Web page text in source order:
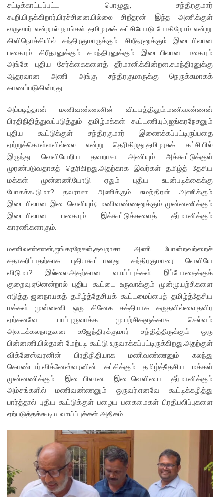
சுட்டிக்காட்டப்பட்ட பொழுது, சந்திரகுமார்
கூறியிருக்கிறார்,பிரச்சினையில்லை சிறீதரன் இந்த அணிக்குள்
வருவார் என்றால் நாங்கள் தமிழரசுக் கட்சியோடு போகிறோம் என்று.
கிளிநொச்சியில் சந்திரகுமாருக்கும் சிறீதரனுக்கும் இடையிலான
பகையும் சிரீதரனுக்கும் சுமந்திரனுக்கும் இடையிலான பகையும்
அங்கே புதிய சேர்க்கைகளைத் தீர்மானிக்கின்றன.சுமந்திரனுக்கு
ஆதரவான அணி அங்கு சந்திரகுமாருக்கு நெருக்கமாகக்
காணப்படுகின்றது
அப்படித்தான் மணிவண்ணனின் விடயத்திலும்.மணிவண்ணன்
பிரதிநிதித்துவப்படுத்தும் தமிழ்மக்கள் கூட்டணியும்,ஐங்கரநேசனும்
புதிய கூட்டுக்குள் சந்திரகுமார் இணைக்கப்பட்டிருப்பதை
ஏற்றுக்கொள்ளவில்லை என்று தெரிகிறது.தமிழரசுக் கட்சியில்
இருந்து வெளியேறிய தவறாசா அணியும் அக்கூட்டுக்குள்
முரண்படுவதாகத் தெரிகிறது.அதற்காக இவர்கள் தமிழ்த் தேசிய
மக்கள் முன்னணியோடு ஏதும் புதிய உடன்படிக்கைக்கு
போகக்கூடுமா? தவராசா அணிக்கும் சுமந்திரன் அணிக்கும்
இடையிலான இடைவெளியும்; மணிவண்ணனுக்கும் முன்னணிக்கும்
இடையிலான பகையும் இக்கூட்டுக்களைத் தீர்மானிக்கும்
காரணிகளாகும்.
மணிவண்ணன்,ஐங்கரநேசன்,தவறாசா அணி போன்றவற்றைச்
சுதாகரிப்பதற்காக புதியகூட்டானது சந்திரகுமாரை வெளியே
விடுமா? இல்லை.அதற்கான வாய்ப்புக்கள் இப்போதைக்குக்
குறைவு.ஏனென்றால் புதிய கூட்டை உருவாக்கும் முன்முயற்சிகளை
எடுத்த ஜனநாயகத் தமிழ்த்தேசியக் கூட்டமைப்பைத் தமிழ்த்தேசிய
மக்கள் முன்னணி ஒரு சினேக சக்தியாக கருதவில்லை.தவிர
ஏற்கனவே யாப்புருவாக்க முயற்சிகளுக்காக செல்வம்
அடைக்கலநாதனை கஜேந்திரக்குமார் சந்தித்திருக்கும் ஒரு
பின்னணியில்தான் மேற்படி கூட்டு உருவாக்கப்பட்டிருக்கிறது.அதற்குள்
விக்னேஸ்வரனின் பிரதிநிதியாக மணிவண்ணனும் கலந்து
கொண்டார்.விக்னேஸ்வரனின் கட்சிக்கும் தமிழ்த்தேசிய மக்கள்
முன்னணிக்கும் இடையிலான இடைவெளியை தீர்மானிக்கும்
அம்சங்களில் மணிவண்ணனும் ஒருவர்.எனவே கூட்டிக்கழித்து
பார்த்தால் புதிய கூட்டுக்குள் பழைய பகைமைகள் பிரதிபலிப்புகளை
ஏற்படுத்தக்கூடிய வாய்ப்புக்கள் அதிகம்.